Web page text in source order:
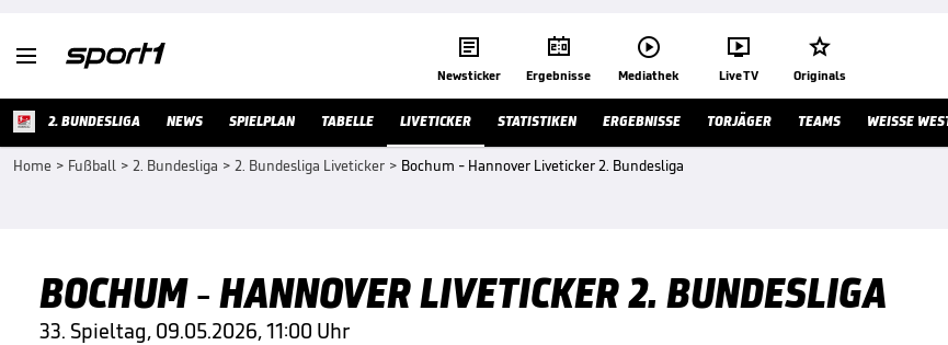
 
Newsticker

Ergebnisse

Mediathek

Live TV

Originals
2. BUNDESLIGA NEWS SPIELPLAN TABELLE LIVETICKER STATISTIKEN ERGEBNISSE TORJÄGER TEAMS WEISSE
Home > Fußball > 2. Bundesliga > 2. Bundesliga Liveticker > Bochum - Hannover Liveticker 2. Bundesliga
BOCHUM - HANNOVER LIVETICKER 2. BUNDESLIGA
33. Spieltag, 09.05.2026, 11:00 Uhr